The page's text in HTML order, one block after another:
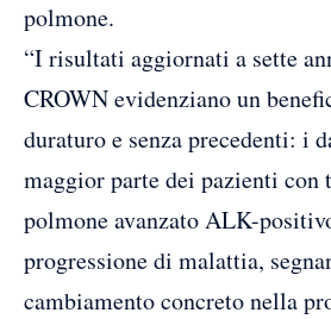
polmone.
“I risultati aggiornati a sette
CROWN evidenziano un
duraturo e senza precedenti: i
maggior parte dei pazienti con
polmone avanzato ALK-
progressione di malattia,
cambiamento concreto nella